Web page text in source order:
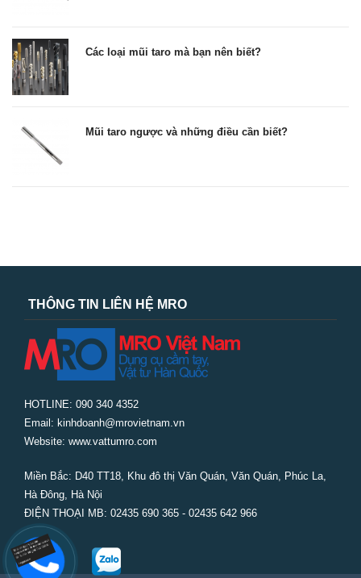
Các loại mũi taro mà bạn nên biết?
Mũi taro ngược và những điều cần biết?
THÔNG TIN LIÊN HỆ MRO
HOTLINE: 090 340 4352
Email: kinhdoanh@mrovietnam.vn
Website: www.vattumro.com
Miền Bắc: D40 TT18, Khu đô thị Văn Quán, Văn Quán, Phúc La,
Hà Đông, Hà Nội
ĐIỆN THOẠI MB: 02435 690 365 - 02435 642 966